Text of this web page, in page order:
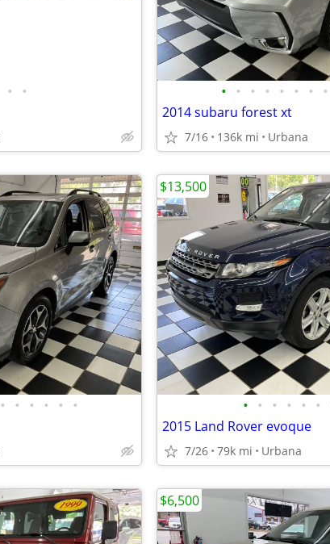
• • • • • • • • • •
2014 subaru forest xt
7/16 136k mi Urbana
• • • • • • • • • • • •
2015 Land Rover evoque
7/26 79k mi Urbana
$13,500
$6,500